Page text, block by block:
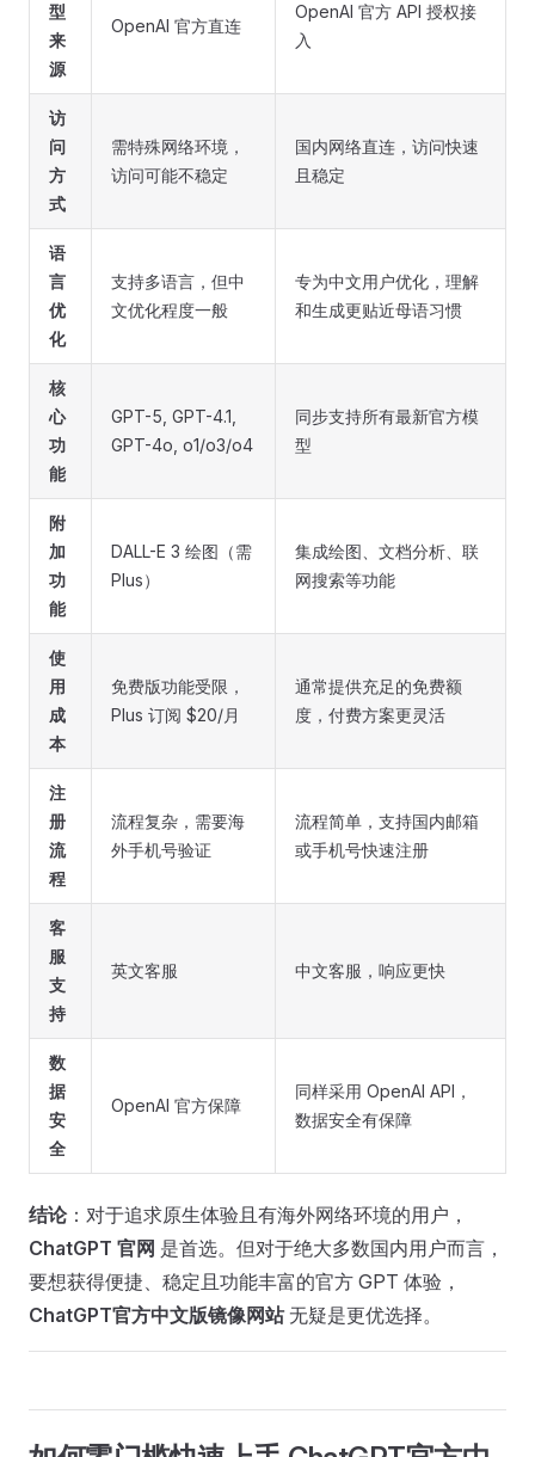
型
来
源
OpenAI 官方直连
OpenAI 官方 API 授权接
入
访
问
方
式
需特殊网络环境，
访问可能不稳定
国内网络直连，访问快速
且稳定
语
言
优
化
支持多语言，但中
文优化程度一般
专为中文用户优化，理解
和生成更贴近母语习惯
核
心
功
能
GPT-5, GPT-4.1,
GPT-4o, o1/o3/o4
同步支持所有最新官方模
型
附
加
功
能
DALL-E 3 绘图（需
Plus）
集成绘图、文档分析、联
网搜索等功能
使
用
成
本
免费版功能受限，
Plus 订阅 $20/月
通常提供充足的免费额
度，付费方案更灵活
注
册
流
程
流程复杂，需要海
外手机号验证
流程简单，支持国内邮箱
或手机号快速注册
客
服
支
持
英文客服 中文客服，响应更快
数
据
安
全
OpenAI 官方保障
同样采用 OpenAI API，
数据安全有保障
结论：对于追求原生体验且有海外网络环境的用户，
ChatGPT 官网 是首选。但对于绝大多数国内用户而言，
要想获得便捷、稳定且功能丰富的官方 GPT 体验，
ChatGPT官方中文版镜像网站无疑是更优选择。